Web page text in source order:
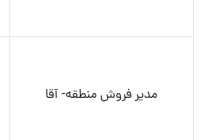
مدیر فروش منطقه- آقا